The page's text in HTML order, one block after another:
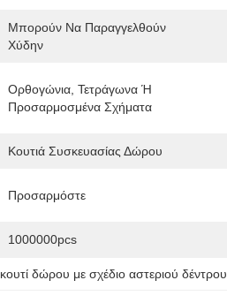
Μπορούν Να Παραγγελθούν
Χύδην
Ορθογώνια, Τετράγωνα Ή
Προσαρμοσμένα Σχήματα
Κουτιά Συσκευασίας Δώρου
Προσαρμόστε
1000000pcs
δώρου με σχέδιο αστεριού δέντρου